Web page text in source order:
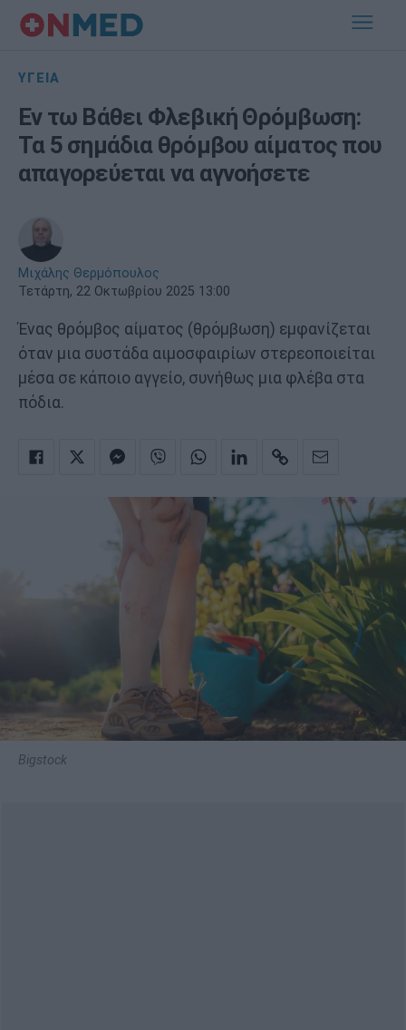
ΥΓΕΙΑ
Εν τω Βάθει Φλεβική Θρόμβωση:
Τα 5 σημάδια θρόμβου αίματος που
απαγορεύεται να αγνοήσετε
Μιχάλης Θερμόπουλος
Τετάρτη, 22 Οκτωβρίου 2025 13:00
Ένας θρόμβος αίματος (θρόμβωση) εμφανίζεται
όταν μια συστάδα αιμοσφαιρίων στερεοποιείται
μέσα σε κάποιο αγγείο, συνήθως μια φλέβα στα
πόδια.
Bigstock